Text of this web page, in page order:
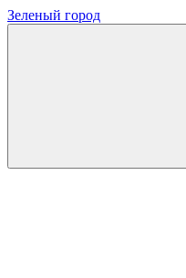
Зеленый город